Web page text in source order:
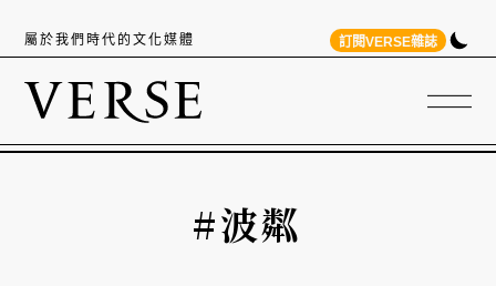
屬於我們時代的文化媒體 訂閱VERSE雜誌
#波粼